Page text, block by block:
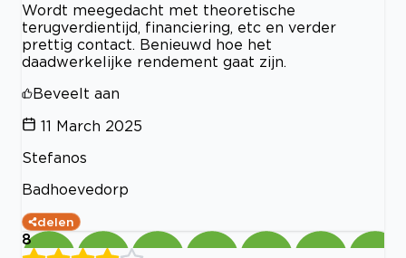
Wordt meegedacht met theoretische
terugverdientijd, financiering, etc en verder
prettig contact. Benieuwd hoe het
daadwerkelijke rendement gaat zijn.
Beveelt aan
11 March 2025
Stefanos
Badhoevedorp
delen
8